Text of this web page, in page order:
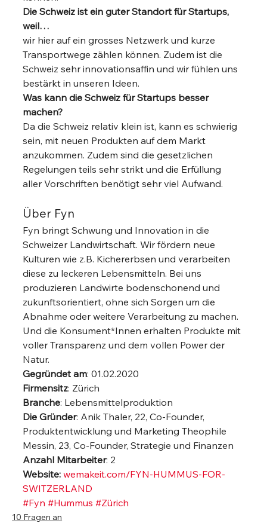
Die Schweiz ist ein guter Standort für Startups,
weil…
wir hier auf ein grosses Netzwerk und kurze
Transportwege zählen können. Zudem ist die
Schweiz sehr innovationsaffin und wir fühlen uns
bestärkt in unseren Ideen.
Was kann die Schweiz für Startups besser
machen?
Da die Schweiz relativ klein ist, kann es schwierig
sein, mit neuen Produkten auf dem Markt
anzukommen. Zudem sind die gesetzlichen
Regelungen teils sehr strikt und die Erfüllung
aller Vorschriften benötigt sehr viel Aufwand.
Über Fyn
Fyn bringt Schwung und Innovation in die
Schweizer Landwirtschaft. Wir fördern neue
Kulturen wie z.B. Kichererbsen und verarbeiten
diese zu leckeren Lebensmitteln. Bei uns
produzieren Landwirte bodenschonend und
zukunftsorientiert, ohne sich Sorgen um die
Abnahme oder weitere Verarbeitung zu machen.
Und die Konsument*Innen erhalten Produkte mit
voller Transparenz und dem vollen Power der
Natur.
Gegründet am: 01.02.2020
Firmensitz: Zürich
Branche: Lebensmittelproduktion
Die Gründer: Anik Thaler, 22, Co-Founder,
Produktentwicklung und Marketing Theophile
Messin, 23, Co-Founder, Strategie und Finanzen
Anzahl Mitarbeiter: 2
Website: wemakeit.com/FYN-HUMMUS-FOR-
SWITZERLAND
#Fyn #Hummus #Zürich
10 Fragen an